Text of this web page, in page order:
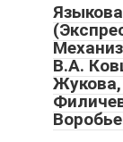
В.А.